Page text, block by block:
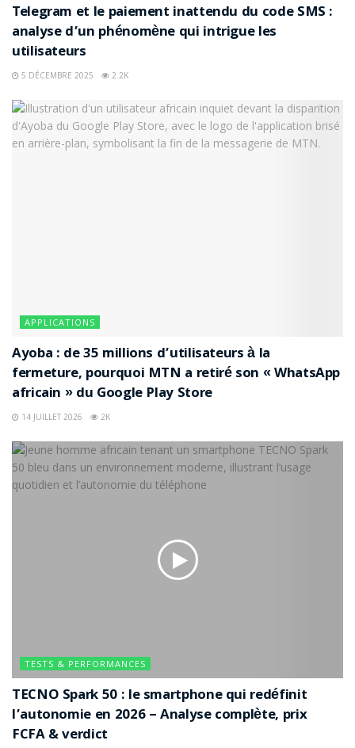
Telegram et le paiement inattendu du code SMS :
analyse d’un phénomène qui intrigue les
utilisateurs
5 DÉCEMBRE 2025 2.2K
APPLICATIONS
Ayoba : de 35 millions d’utilisateurs à la
fermeture, pourquoi MTN a retiré son « WhatsApp
africain » du Google Play Store
14 JUILLET 2026 2K
TESTS & PERFORMANCES
TECNO Spark 50 : le smartphone qui redéfinit
l’autonomie en 2026 – Analyse complète, prix
FCFA & verdict